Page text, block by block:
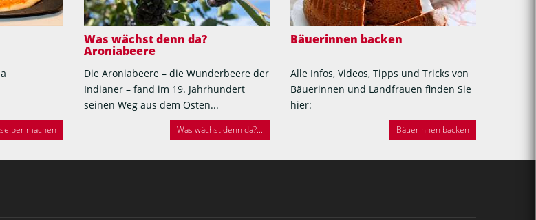
machen
Was wächst denn da?
Aroniabeere
Die Aroniabeere – die Wunderbeere der
Indianer – fand im 19. Jahrhundert
seinen Weg aus dem Osten...
Was wächst denn da?...
Bäuerinnen backen
Alle Infos, Videos, Tipps und Tricks von
Bäuerinnen und Landfrauen finden Sie
hier:
Bäuerinnen backen